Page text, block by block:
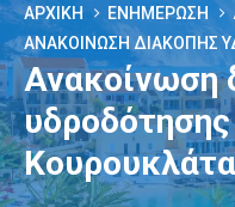
ΑΡΧΙΚΉ ΕΝΗΜΈΡΩΣΗ
ΑΝΑΚΟΊΝΩΣΗ ΔΙΑΚΟΠΉΣ
Ανακοίνωση
Κουρουκλάτα